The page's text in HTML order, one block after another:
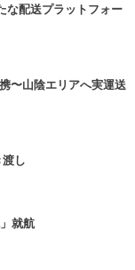
な配送プラットフォー
〜山陰エリアへ実運送
し
就航